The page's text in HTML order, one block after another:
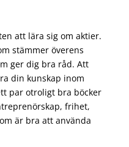
att lära sig om aktier.
stämmer överens
ger dig bra råd. Att
din kunskap inom
par otroligt bra böcker
frihet,
är bra att använda